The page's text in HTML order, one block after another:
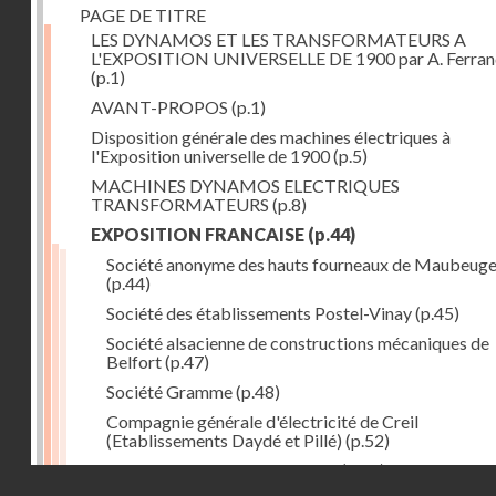
PAGE DE TITRE
LES DYNAMOS ET LES TRANSFORMATEURS A
L'EXPOSITION UNIVERSELLE DE 1900 par A.
(p.1)
AVANT-PROPOS (p.1)
Disposition générale des machines électriques à
l'Exposition universelle de 1900(p.5)
MACHINES DYNAMOS ELECTRIQUES
TRANSFORMATEURS (p.8)
EXPOSITION FRANCAISE (p.44)
Société anonyme des hauts fourneaux de Maubeuge
(p.44)
Société des établissements Postel-Vinay(p.45)
Société alsacienne de constructions mécaniques de
Belfort(p.47)
Société Gramme(p.48)
Compagnie générale d'électricité de Creil
(Etablissements Daydé et Pillé) (p.52)
Compagnie générale de Nancy(p.52)